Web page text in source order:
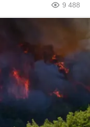
9 488